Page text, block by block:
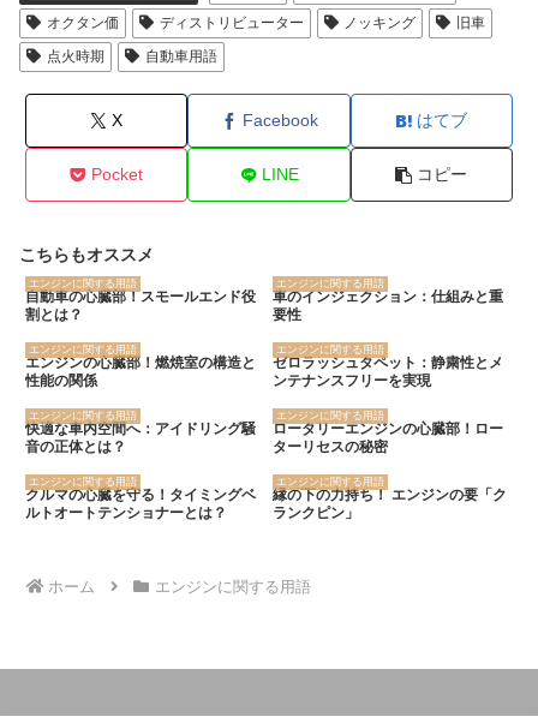
オクタン価
ディストリビューター ノッキング
旧車
点火時期
自動車用語
X Facebook はてブ
Pocket LINE コピー
こちらもオススメ
エンジンに関する用語
自動車の心臓部！スモールエンド役
割とは？
エンジンに関する用語
車のインジェクション：仕組みと重
要性
エンジンに関する用語
エンジンの心臓部！燃焼室の構造と
性能の関係
エンジンに関する用語
ゼロラッシュタペット：静粛性とメ
ンテナンスフリーを実現
エンジンに関する用語
快適な車内空間へ：アイドリング騒
音の正体とは？
エンジンに関する用語
ロータリーエンジンの心臓部！ロー
ターリセスの秘密
エンジンに関する用語
クルマの心臓を守る！タイミングベ
ルトオートテンショナーとは？
エンジンに関する用語
縁の下の力持ち！ エンジンの要「ク
ランクピン」
ホーム エンジンに関する用語